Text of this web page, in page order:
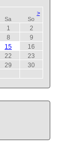
>
Samstag Sonntag
1
2
8
9
15
16
22
23
29
30